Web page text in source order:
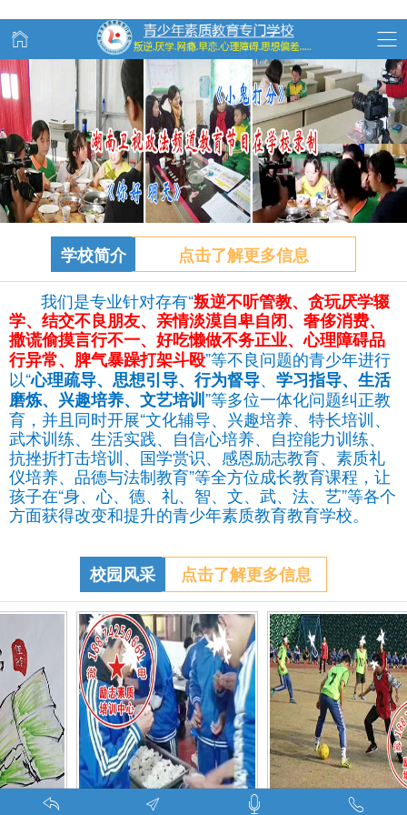
学校简介
点击了解更多信息
我们是专业针对存有“叛逆不听管教、 贪玩厌学辍
学、结交不良朋友、亲情淡漠自卑自闭、奢侈消费、
撒谎偷摸言行不一、好吃懒做不务正业、心理障碍品
行异常、脾气暴躁打架斗殴”等不良问题的青少年进行
以“心理疏导、思想引导、行为督导、 学习指导、生活
磨炼、兴趣培养、文艺培训”等多位一体化问题纠正教
育，并且同时开展“文化辅导、兴趣培养、特长培训、
武术训练、生活实践、自信心培养、自控能力训练、
抗挫折打击培训、国学赏识、感恩励志教育、素质礼
仪培养、品德与法制教育”等全方位成长教育课程，让
孩子在“身、心、德、礼、智、文、武、法、艺”等各个
方面获得改变和提升的青少年素质教育教育学校。
校园风采 点击了解更多信息
调皮的学生叛逆的孩子在特训学校娱乐中学习-调皮的问题学生怎么教育找什么机构